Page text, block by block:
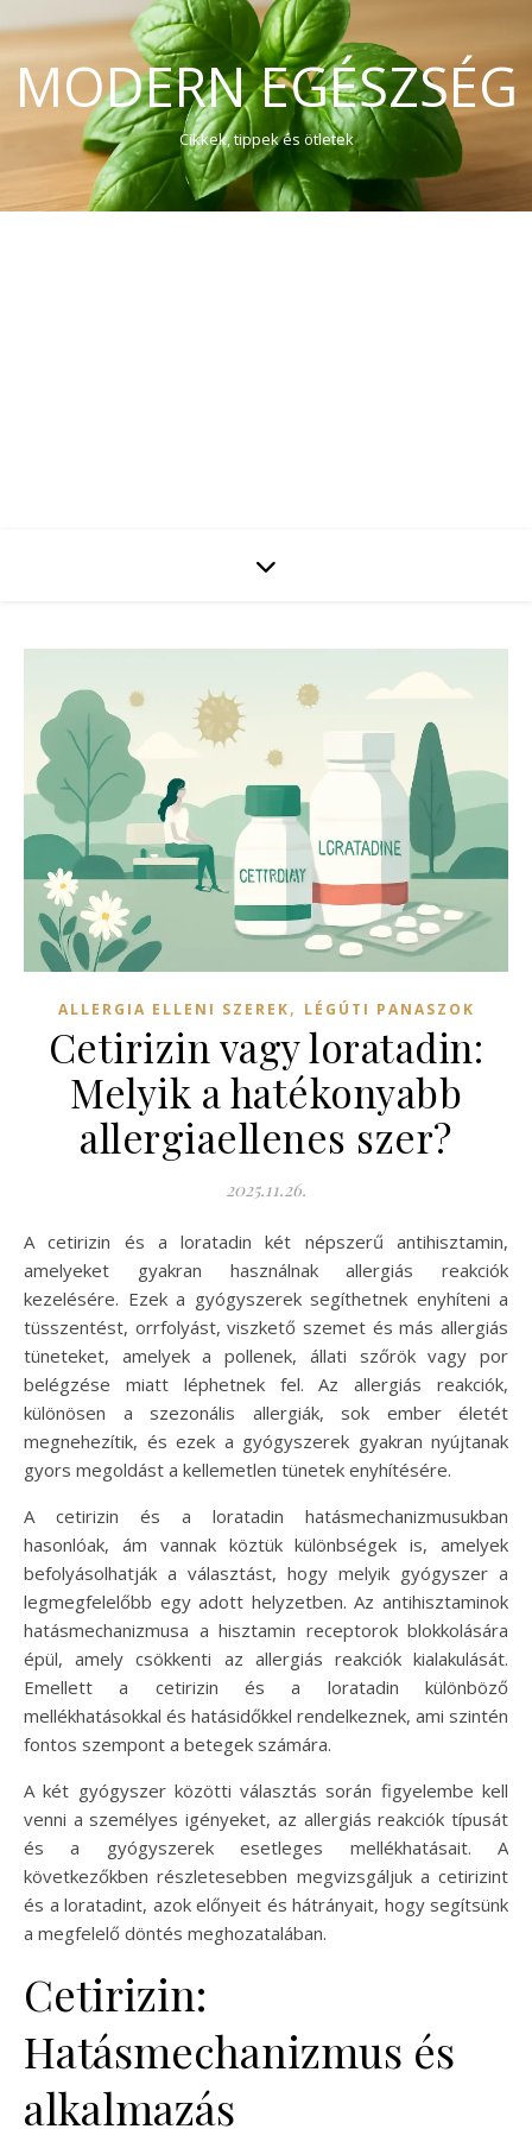
MODERN EGÉSZSÉG
Cikkek, tippek és ötletek
ALLERGIA ELLENI SZEREK, LÉGÚTI PANASZOK
Cetirizin vagy loratadin:
Melyik a hatékonyabb
allergiaellenes szer?
2025.11.26.
A cetirizin és a loratadin két népszerű antihisztamin,
amelyeket gyakran használnak allergiás reakciók
kezelésére. Ezek a gyógyszerek segíthetnek enyhíteni a
tüsszentést, orrfolyást, viszkető szemet és más allergiás
tüneteket, amelyek a pollenek, állati szőrök vagy por
belégzése miatt léphetnek fel. Az allergiás reakciók,
különösen a szezonális allergiák, sok ember életét
megnehezítik, és ezek a gyógyszerek gyakran nyújtanak
gyors megoldást a kellemetlen tünetek enyhítésére.
A cetirizin és a loratadin hatásmechanizmusukban
hasonlóak, ám vannak köztük különbségek is, amelyek
befolyásolhatják a választást, hogy melyik gyógyszer a
legmegfelelőbb egy adott helyzetben. Az antihisztaminok
hatásmechanizmusa a hisztamin receptorok blokkolására
épül, amely csökkenti az allergiás reakciók kialakulását.
Emellett a cetirizin és a loratadin különböző
mellékhatásokkal és hatásidőkkel rendelkeznek, ami szintén
fontos szempont a betegek számára.
A két gyógyszer közötti választás során figyelembe kell
venni a személyes igényeket, az allergiás reakciók típusát
és a gyógyszerek esetleges mellékhatásait. A
következőkben részletesebben megvizsgáljuk a cetirizint
és a loratadint, azok előnyeit és hátrányait, hogy segítsünk
a megfelelő döntés meghozatalában.
Cetirizin:
Hatásmechanizmus és
alkalmazás